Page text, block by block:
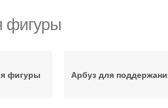
фигуры
фигуры Арбуз для